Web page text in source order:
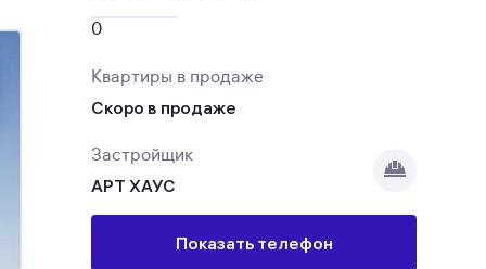
0
Квартиры в продаже
Скоро в продаже
Застройщик
АРТ ХАУС
Показать телефон